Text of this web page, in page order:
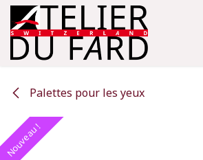
Se rendre au contenu
Palettes pour les yeux
Nouveau !